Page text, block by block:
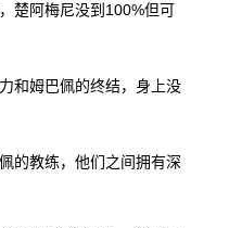
楚阿梅尼没到100%但可
和姆巴佩的终结，身上没
的教练，他们之间拥有深